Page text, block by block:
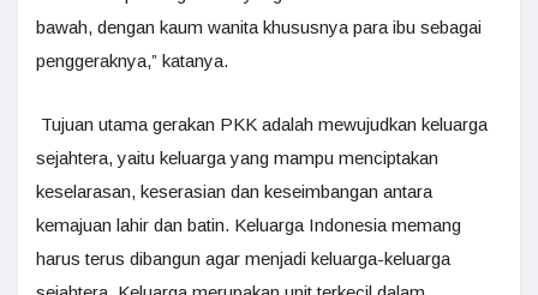
bawah, dengan kaum wanita khususnya para ibu sebagai
penggeraknya,” katanya.
Tujuan utama gerakan PKK adalah mewujudkan keluarga
sejahtera, yaitu keluarga yang mampu menciptakan
keselarasan, keserasian dan keseimbangan antara
kemajuan lahir dan batin. Keluarga Indonesia memang
harus terus dibangun agar menjadi keluarga-keluarga